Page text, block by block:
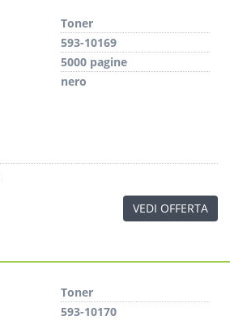
Toner
593-10169
5000 pagine
nero
VEDI OFFERTA
Toner
593-10170